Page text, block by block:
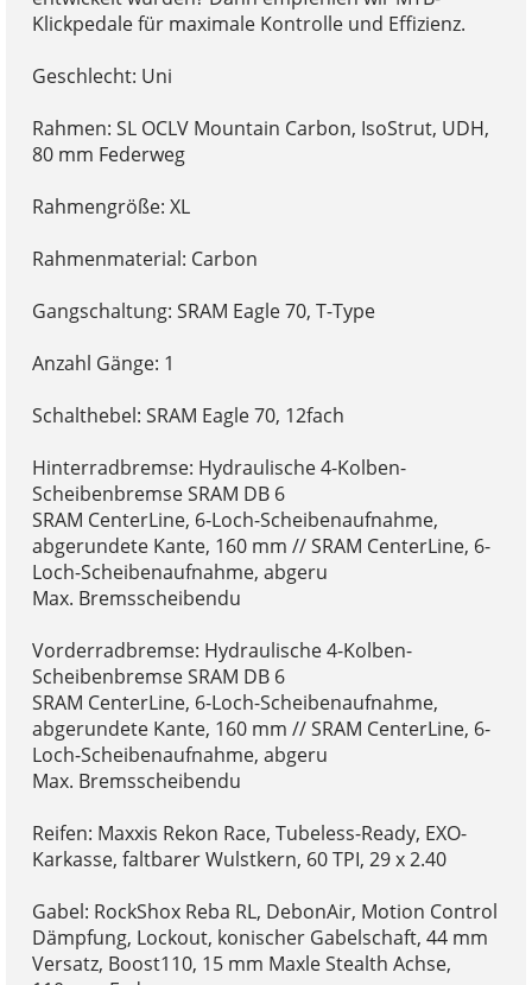
Klickpedale für maximale Kontrolle und Effizienz.
Geschlecht: Uni
Rahmen: SL OCLV Mountain Carbon, IsoStrut, UDH,
80 mm Federweg
Rahmengröße: XL
Rahmenmaterial: Carbon
Gangschaltung: SRAM Eagle 70, T-Type
Anzahl Gänge: 1
Schalthebel: SRAM Eagle 70, 12fach
Hinterradbremse: Hydraulische 4-Kolben-
Scheibenbremse SRAM DB 6
SRAM CenterLine, 6-Loch-Scheibenaufnahme,
abgerundete Kante, 160 mm // SRAM CenterLine, 6-
Loch-Scheibenaufnahme, abgeru
Max. Bremsscheibendu
Vorderradbremse: Hydraulische 4-Kolben-
Scheibenbremse SRAM DB 6
SRAM CenterLine, 6-Loch-Scheibenaufnahme,
abgerundete Kante, 160 mm // SRAM CenterLine, 6-
Loch-Scheibenaufnahme, abgeru
Max. Bremsscheibendu
Reifen: Maxxis Rekon Race, Tubeless-Ready, EXO-
Karkasse, faltbarer Wulstkern, 60 TPI, 29 x 2.40
Gabel: RockShox Reba RL, DebonAir, Motion Control
Dämpfung, Lockout, konischer Gabelschaft, 44 mm
Versatz, Boost110, 15 mm Maxle Stealth Achse,